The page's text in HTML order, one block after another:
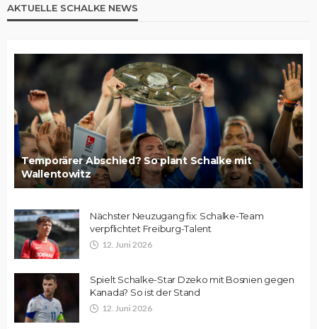
AKTUELLE SCHALKE NEWS
Temporärer Abschied? So plant Schalke mit
Wallentowitz
Nächster Neuzugang fix: Schalke-Team
verpflichtet Freiburg-Talent
12. Juni 2026
Spielt Schalke-Star Dzeko mit Bosnien gegen
Kanada? So ist der Stand
12. Juni 2026